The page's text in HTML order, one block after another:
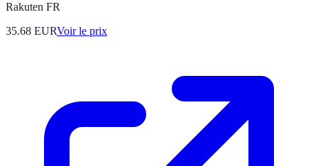
Rakuten FR
35.68 EURVoir le prix